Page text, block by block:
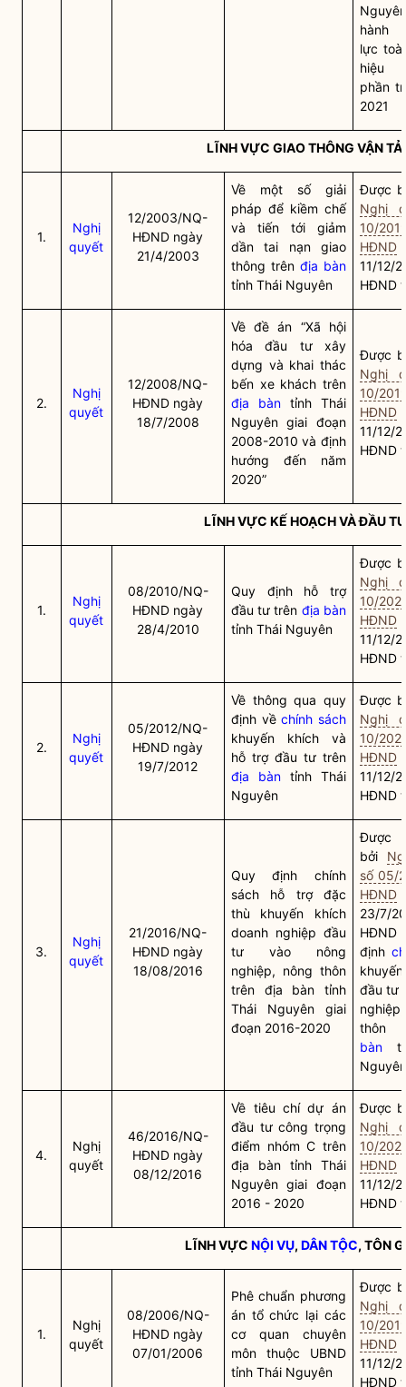
hành
lực
hiệu
phần
2021
LĨNH VỰC GIAO THÔNG VẬN TẢI
1.
Nghị
quyết
12/2003/NQ-
HĐND ngày
21/4/2003
Về một số giải
pháp để kiềm chế
và tiến tới giảm
dần tai nạn giao
thông trên địa bàn
tỉnh Thái Nguyên
Được
Nghị
10/
HĐND
11/12/
HĐND
2.
Nghị
quyết
12/2008/NQ-
HĐND ngày
18/7/2008
Về đề án “Xã hội
hóa đầu tư xây
dựng và khai thác
bến xe khách trên
địa bàntỉnh Thái
Nguyên giai đoạn
2008-2010 và định
hướng đến năm
2020”
Được
Nghị
10/
HĐND
11/12/
HĐND
LĨNH VỰC KẾ HOẠCH VÀ ĐẦU
1.
Nghị
quyết
08/2010/NQ-
HĐND ngày
28/4/2010
Quy định hỗ trợ
đầu tư trên địa bàn
tỉnh Thái Nguyên
Được
Nghị
10/
HĐND
11/12/
HĐND
2.
Nghị
quyết
05/2012/NQ-
HĐND ngày
19/7/2012
Về thông qua quy
định vềchính sách
khuyến khích và
hỗ trợ đầu tư trên
địa bàntỉnh Thái
Nguyên
Được
Nghị
10/
HĐND
11/12/
HĐND
3.
Nghị
quyết
21/2016/NQ-
HĐND ngày
18/08/2016
Quy định chính
sách hỗ trợ đặc
thù khuyến khích
doanh nghiệp đầu
tư vào nông
nghiệp, nông thôn
trên địa bàn tỉnh
Thái Nguyên giai
đoạn 2016-2020
Được
bởi
số 05/
HĐND
23/7/
HĐND
định
đầu tư
thôn
bàn
4.
Nghị
quyết
46/2016/NQ-
HĐND ngày
08/12/2016
Về tiêu chí dự án
đầu tư công trọng
điểm nhóm C trên
địa bàntỉnh Thái
Nguyên giai đoạn
2016 - 2020
Được
Nghị
10/
HĐND
11/12/
HĐND
LĨNH VỰCNỘI VỤ,DÂN TỘC, TÔN
1.
Nghị
quyết
08/2006/NQ-
HĐND ngày
07/01/2006
Phê chuẩn phương
án tổ chức lại các
cơ quan chuyên
môn thuộc UBND
tỉnh Thái Nguyên
Được
Nghị
10/
HĐND
11/12/
HĐND